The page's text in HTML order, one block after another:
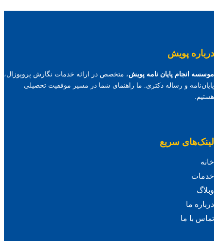
درباره پویش
موسسه انجام پایان نامه پویش، متخصص در ارائه خدمات نگارش پروپوزال،
پایان‌نامه و رساله دکتری. ما راهنمای شما در مسیر موفقیت تحصیلی
هستیم.
لینک‌های سریع
خانه
خدمات
وبلاگ
درباره ما
تماس با ما